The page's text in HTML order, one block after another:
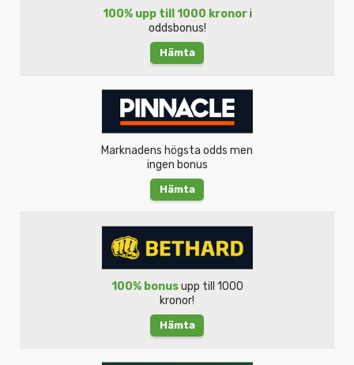
100% upp till 1000 kronori
oddsbonus!
Hämta
Marknadens högsta odds men
ingen bonus
Hämta
100% bonusupp till 1000
kronor!
Hämta